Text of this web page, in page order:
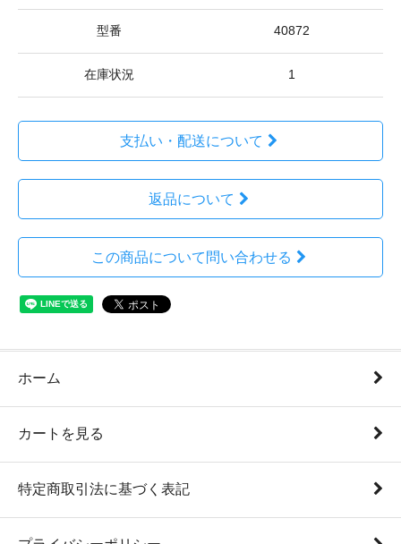
型番 40872
在庫状況 1
支払い・配送について
返品について
この商品について問い合わせる
ホーム
カートを見る
特定商取引法に基づく表記